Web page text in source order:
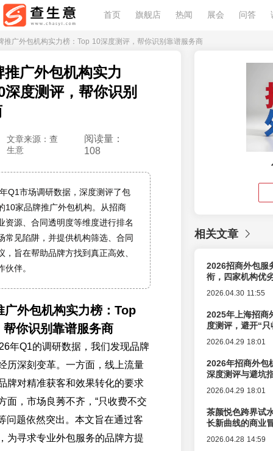
首页 旗舰店 热闻 展会 问答
推广外包机构实力榜：Top 10深度测评，帮你识别靠谱服务商
推广外包机构实力
度测评，帮你识别
文章来源：查
生意
阅读量：
108
Q1市场调研数据，深度测评了包
10家品牌推广外包机构。从招商
资源、合同透明度等维度进行排名
常见陷阱，并提供机构筛选、合同
，旨在帮助品牌方找到真正高效、
伴。
广外包机构实力榜：Top
你识别靠谱服务商
年Q1的调研数据，我们发现品牌
历深刻变革。一方面，线上流量
牌对精准获客和效果转化的要求
面，市场良莠不齐，“只收费不交
问题依然突出。本文旨在通过客
为寻求专业外包服务的品牌方提
相关文章
2026招商外包服
衔，四家机构优
2026.04.30 11:55
2025年上海招商
度测评，避开“
2026.04.29 18:01
2026年招商外包
深度测评与避坑
2026.04.29 18:01
茶颜悦色跨界试
长新曲线的商业
2026.04.28 14:59